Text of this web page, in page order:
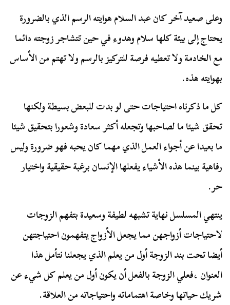
وعلى صعيد آخر كان عبد السلام هوايته الرسم الذي بالضرورة
يحتاج إلى بيئة كلها سلام وهدوء في حين تتشاجر زوجته دائما
مع الخادمة ولا تعطيه فرصة للتركيز بالرسم ولا تهتم من الأساس
بهوايته هذه.
كل ما ذكرناه احتياجات حتى لو بدت للبعض بسيطة ولكنها
تحقق شيئا ما لصاحبها وتجعله أكثر سعادة وشعورا بتحقيق شيئا
ما بعيدا عن أجواء العمل الذي مهما كان يحبه فهو ضرورة وليس
رفاهية بينما هذه الأشياء يفعلها الإنسان برغبة حقيقية واختيار
حر.
ينتهي المسلسل نهاية تشبهه لطيفة وسعيدة بتفهم الزوجات
لاحتياجات أزواجهن مما يجعل الأزواج يتفهمون احتياجتهن
أيضا تحت بند الزوجة أول من يعلم الذي يجعلنا نتأمل هذا
العنوان ،فعلي الزوجة بالفعل أن يكون أول من يعلم كل شيء عن
شريك حياتها وخاصة اهتماماته واحتياجاته من العلاقة.